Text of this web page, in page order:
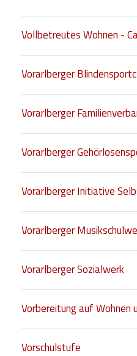
Vollbetreutes Wohnen -
Vorarlberger
Vorarlberger
Vorarlberger
Vorarlberger Initiative
Vorarlberger
Vorarlberger Sozialwerk
Vorbereitung auf
Vorschulstufe